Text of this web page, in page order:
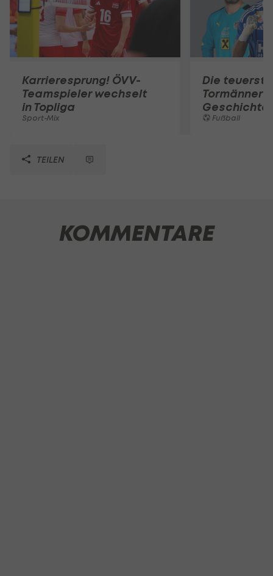
Karrieresprung! ÖVV-
Teamspieler wechselt
in Topliga
Sport-Mix
Die
Tormänner
Geschichte
Fußball
TEILEN
KOMMENTARE